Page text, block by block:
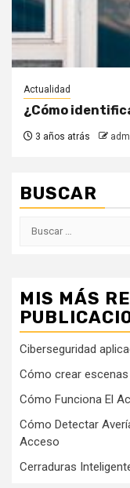
Actualidad
¿Cómo
3 años atrás
BUSCAR
Buscar:
MIS MÁS
Ciberseguridad
Cómo crear
Cómo Funciona El
Cómo Detectar
Acceso
Cerraduras